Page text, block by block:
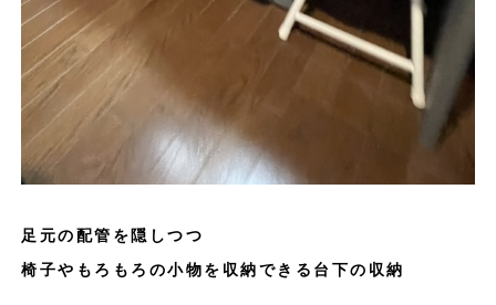
足元の配管を隠しつつ
椅子やもろもろの小物を収納できる台下の収納